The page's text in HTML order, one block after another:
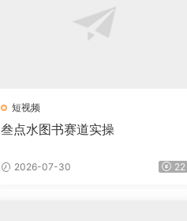
短视频
叁点水图书赛道实操
2026-07-30 22